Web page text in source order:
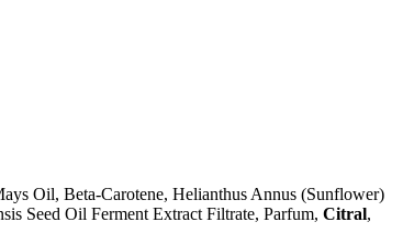
Oil, Beta-Carotene, Helianthus Annus (Sunflower)
Seed Oil Ferment Extract Filtrate, Parfum, Citral,